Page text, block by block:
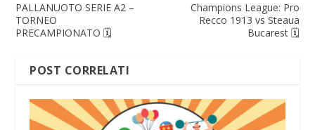
PALLANUOTO SERIE A2 –
TORNEO
PRECAMPIONATO 🗓
Champions League: Pro
Recco 1913 vs Steaua
Bucarest 🗓
POST CORRELATI